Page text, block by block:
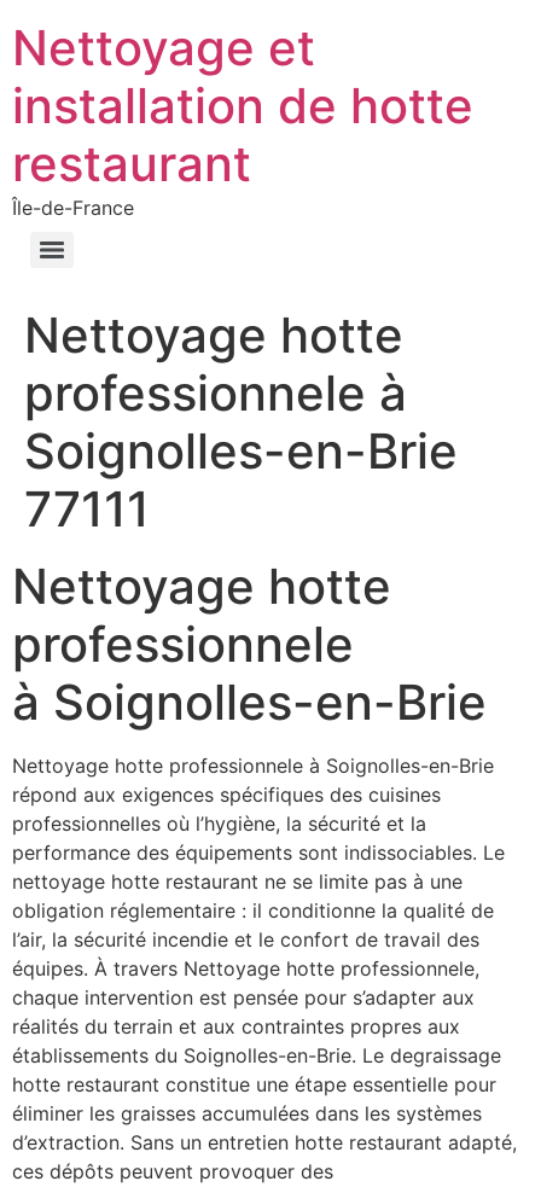
Nettoyage et
installation de hotte
restaurant
Île-de-France
Nettoyage hotte
professionnele à
Soignolles-en-Brie
77111
Nettoyage hotte
professionnele
à Soignolles-en-Brie
Nettoyage hotte professionnele à Soignolles-en-Brie
répond aux exigences spécifiques des cuisines
professionnelles où l’hygiène, la sécurité et la
performance des équipements sont indissociables. Le
nettoyage hotte restaurant ne se limite pas à une
obligation réglementaire : il conditionne la qualité de
l’air, la sécurité incendie et le confort de travail des
équipes. À travers Nettoyage hotte professionnele,
chaque intervention est pensée pour s’adapter aux
réalités du terrain et aux contraintes propres aux
établissements du Soignolles-en-Brie. Le degraissage
hotte restaurant constitue une étape essentielle pour
éliminer les graisses accumulées dans les systèmes
d’extraction. Sans un entretien hotte restaurant adapté,
ces dépôts peuvent provoquer des